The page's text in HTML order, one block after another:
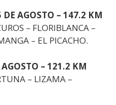
DE AGOSTO – 147.2 KM
– FLORIBLANCA –
– EL PICACHO.
AGOSTO – 121.2 KM
– LIZAMA –